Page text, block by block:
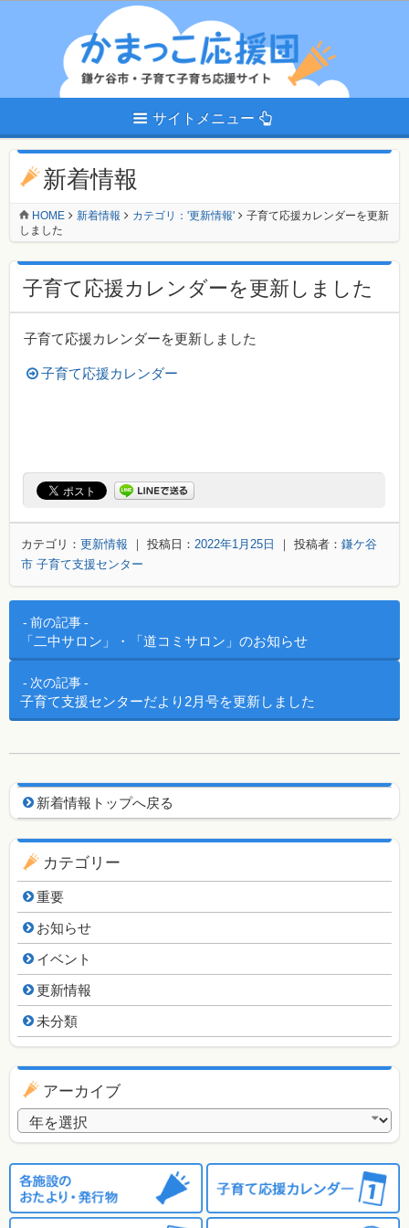
サイトメニュー
新着情報
HOME 新着情報 カテゴリ：'更新情報'
子育て応援カレンダーを更新
しました
子育て応援カレンダーを更新しました
子育て応援カレンダーを更新しました
子育て応援カレンダー
カテゴリ： 更新情報 ｜ 投稿日： 2022年1月25日 ｜ 投稿者： 鎌ケ谷
市 子育て支援センター
投稿ナビゲーション
前の記事
「二中サロン」・「道コミサロン」のお知らせ
次の記事
子育て支援センターだより2月号を更新しました
新着情報用ナビゲーション
新着情報トップへ戻る
カテゴリー
重要
お知らせ
イベント
更新情報
未分類
アーカイブ
アーカイブ